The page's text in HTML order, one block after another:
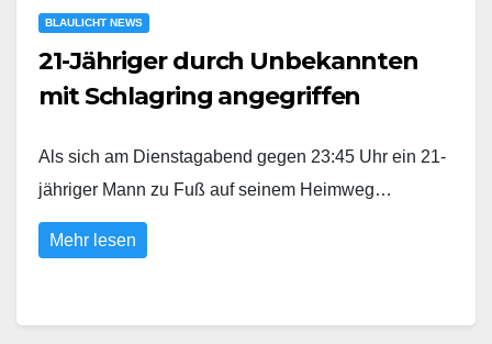
BLAULICHT NEWS
21-Jähriger durch Unbekannten
mit Schlagring angegriffen
Als sich am Dienstagabend gegen 23:45 Uhr ein 21-
jähriger Mann zu Fuß auf seinem Heimweg…
Mehr lesen